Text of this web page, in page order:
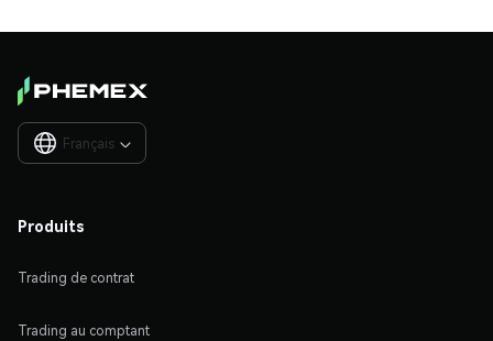
Français 
Produits
Trading de contrat
Trading au comptant